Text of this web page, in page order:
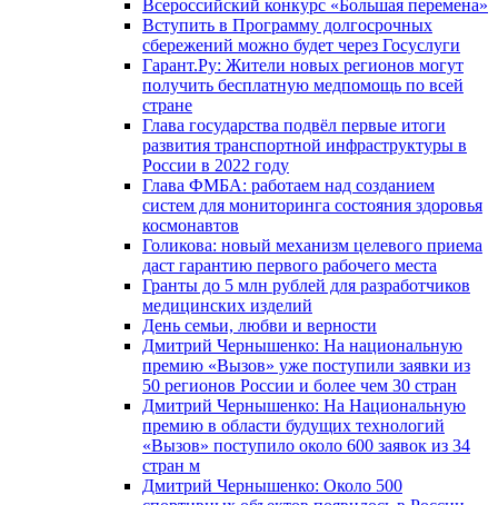
Всероссийский конкурс «Большая перемена»
Вступить в Программу долгосрочных
сбережений можно будет через Госуслуги
Гарант.Ру: Жители новых регионов могут
получить бесплатную медпомощь по всей
стране
Глава государства подвёл первые итоги
развития транспортной инфраструктуры в
России в 2022 году
Глава ФМБА: работаем над созданием
систем для мониторинга состояния здоровья
космонавтов
Голикова: новый механизм целевого приема
даст гарантию первого рабочего места
Гранты до 5 млн рублей для разработчиков
медицинских изделий
День семьи, любви и верности
Дмитрий Чернышенко: На национальную
премию «Вызов» уже поступили заявки из
50 регионов России и более чем 30 стран
Дмитрий Чернышенко: На Национальную
премию в области будущих технологий
«Вызов» поступило около 600 заявок из 34
стран м
Дмитрий Чернышенко: Около 500